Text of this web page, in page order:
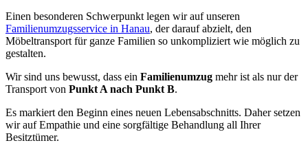
Einen besonderen Schwerpunkt legen wir auf unseren
Familienumzugsservice in Hanau, der darauf abzielt, den
Möbeltransport für ganze Familien so unkompliziert wie möglich zu
gestalten.
Wir sind uns bewusst, dass ein Familienumzug mehr ist als nur der
Transport von Punkt A nach Punkt B.
Es markiert den Beginn eines neuen Lebensabschnitts. Daher setzen
wir auf Empathie und eine sorgfältige Behandlung all Ihrer
Besitztümer.